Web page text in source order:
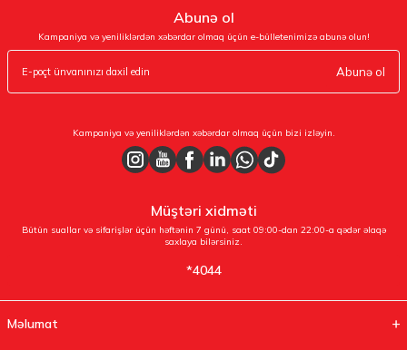
Abunə ol
Kampaniya və yeniliklərdən xəbərdar olmaq üçün e-bülletenimizə abunə olun!
Abunə ol
Kampaniya və yeniliklərdən xəbərdar olmaq üçün bizi izləyin.
Müştəri xidməti
Bütün suallar və sifarişlər üçün həftənin 7 günü, saat 09:00-dan 22:00-a qədər əlaqə
saxlaya bilərsiniz.
*4044
Məlumat